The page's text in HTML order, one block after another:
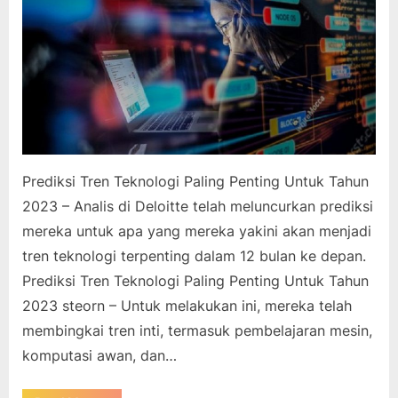
Prediksi Tren Teknologi Paling Penting Untuk Tahun
2023 – Analis di Deloitte telah meluncurkan prediksi
mereka untuk apa yang mereka yakini akan menjadi
tren teknologi terpenting dalam 12 bulan ke depan.
Prediksi Tren Teknologi Paling Penting Untuk Tahun
2023 steorn – Untuk melakukan ini, mereka telah
membingkai tren inti, termasuk pembelajaran mesin,
komputasi awan, dan…